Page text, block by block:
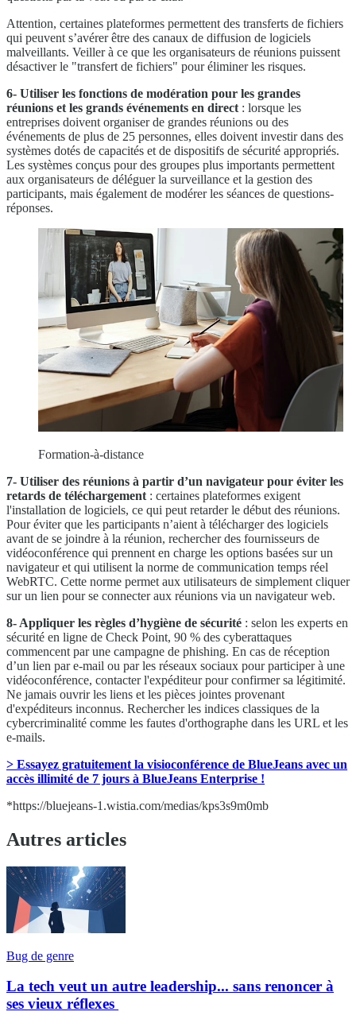
Attention, certaines plateformes permettent des transferts de fichiers
qui peuvent s’avérer être des canaux de diffusion de logiciels
malveillants. Veiller à ce que les organisateurs de réunions puissent
désactiver le "transfert de fichiers" pour éliminer les risques.
6- Utiliser les fonctions de modération pour les grandes
réunions et les grands événements en direct : lorsque les
entreprises doivent organiser de grandes réunions ou des
événements de plus de 25 personnes, elles doivent investir dans des
systèmes dotés de capacités et de dispositifs de sécurité appropriés.
Les systèmes conçus pour des groupes plus importants permettent
aux organisateurs de déléguer la surveillance et la gestion des
participants, mais également de modérer les séances de questions-
réponses.
Formation-à-distance
7- Utiliser des réunions à partir d’un navigateur pour éviter les
retards de téléchargement : certaines plateformes exigent
l'installation de logiciels, ce qui peut retarder le début des réunions.
Pour éviter que les participants n’aient à télécharger des logiciels
avant de se joindre à la réunion, rechercher des fournisseurs de
vidéoconférence qui prennent en charge les options basées sur un
navigateur et qui utilisent la norme de communication temps réel
WebRTC. Cette norme permet aux utilisateurs de simplement cliquer
sur un lien pour se connecter aux réunions via un navigateur web.
8- Appliquer les règles d’hygiène de sécurité : selon les experts en
sécurité en ligne de Check Point, 90 % des cyberattaques
commencent par une campagne de phishing. En cas de réception
d’un lien par e-mail ou par les réseaux sociaux pour participer à une
vidéoconférence, contacter l'expéditeur pour confirmer sa légitimité.
Ne jamais ouvrir les liens et les pièces jointes provenant
d'expéditeurs inconnus. Rechercher les indices classiques de la
cybercriminalité comme les fautes d'orthographe dans les URL et les
e-mails.
> Essayez gratuitement la visioconférence de BlueJeans avec un
accès illimité de 7 jours à BlueJeans Enterprise !
*https://bluejeans-1.wistia.com/medias/kps3s9m0mb
Autres articles
Bug de genre
La tech veut un autre leadership... sans renoncer à
ses vieux réflexes